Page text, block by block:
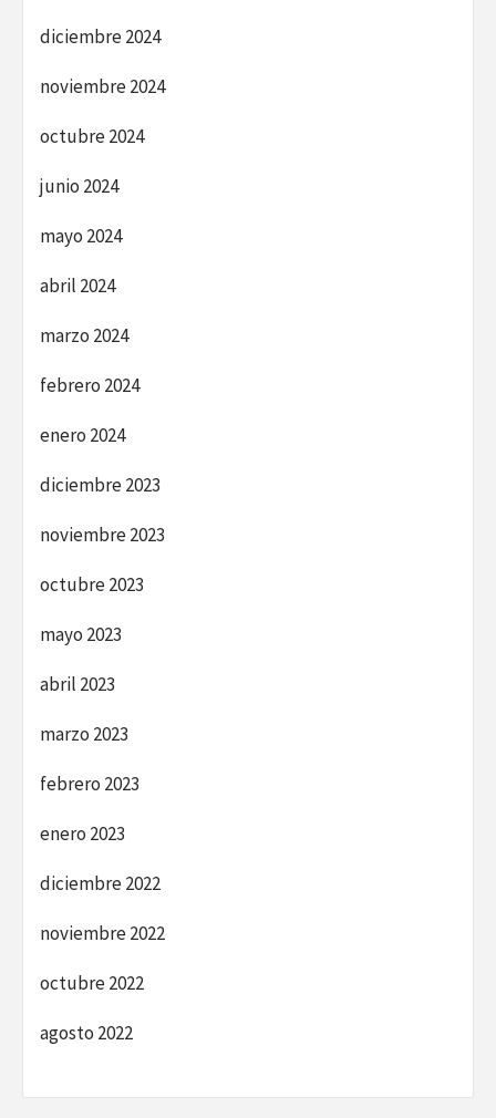
diciembre 2024
noviembre 2024
octubre 2024
junio 2024
mayo 2024
abril 2024
marzo 2024
febrero 2024
enero 2024
diciembre 2023
noviembre 2023
octubre 2023
mayo 2023
abril 2023
marzo 2023
febrero 2023
enero 2023
diciembre 2022
noviembre 2022
octubre 2022
agosto 2022